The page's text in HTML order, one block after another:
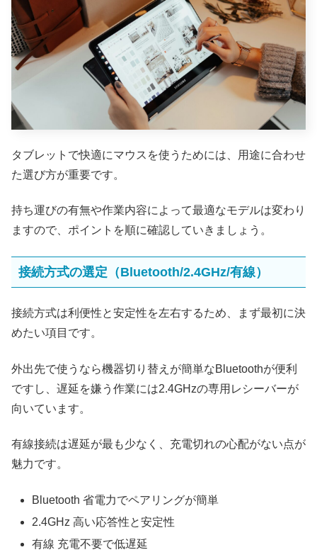
タブレットで快適にマウスを使うためには、用途に合わせ
た選び方が重要です。
持ち運びの有無や作業内容によって最適なモデルは変わり
ますので、ポイントを順に確認していきましょう。
接続方式の選定（Bluetooth/2.4GHz/有線）
接続方式は利便性と安定性を左右するため、まず最初に決
めたい項目です。
外出先で使うなら機器切り替えが簡単なBluetoothが便利
ですし、遅延を嫌う作業には2.4GHzの専用レシーバーが
向いています。
有線接続は遅延が最も少なく、充電切れの心配がない点が
魅力です。
Bluetooth 省電力でペアリングが簡単
2.4GHz 高い応答性と安定性
有線 充電不要で低遅延